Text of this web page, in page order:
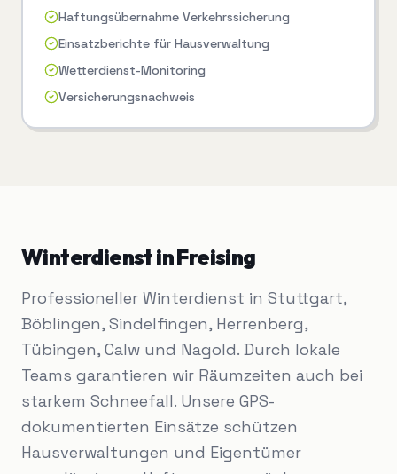
Haftungsübernahme Verkehrssicherung
Einsatzberichte für Hausverwaltung
Wetterdienst-Monitoring
Versicherungsnachweis
WinterdienstinFreising
Professioneller Winterdienst in Stuttgart,
Böblingen, Sindelfingen, Herrenberg,
Tübingen, Calw und Nagold. Durch lokale
Teams garantieren wir Räumzeiten auch bei
starkem Schneefall. Unsere GPS-
dokumentierten Einsätze schützen
Hausverwaltungen und Eigentümer